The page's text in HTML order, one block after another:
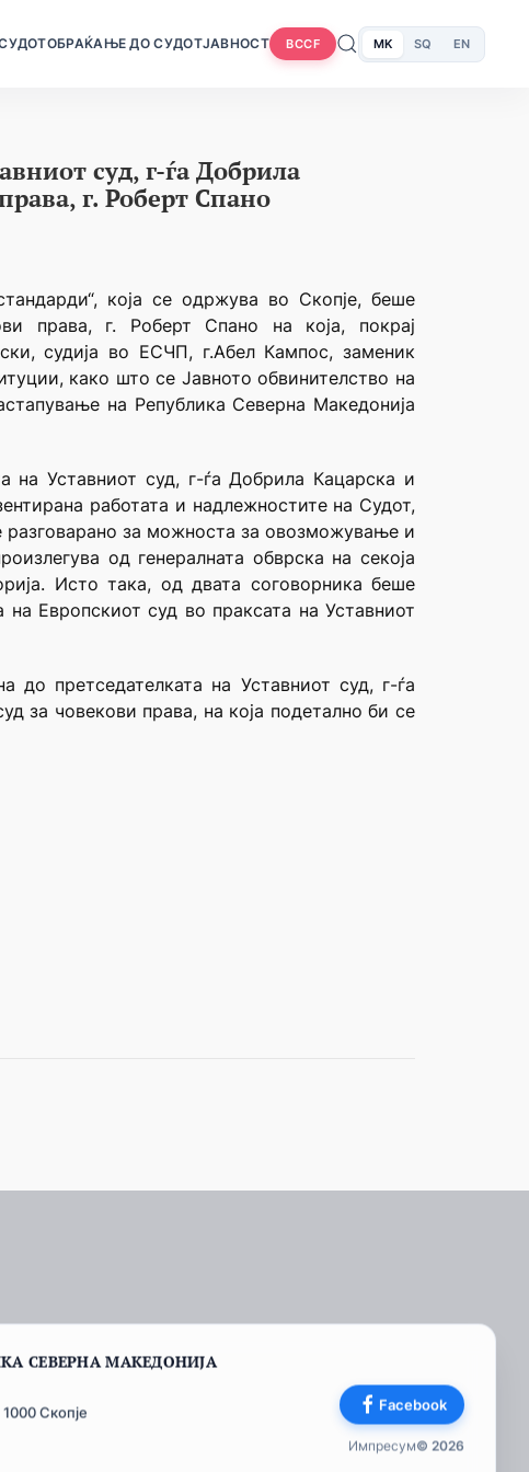
ОБРАЌАЊЕ ДО СУДОТЈАВНОСТ BCCF MK SQ EN
суд, г-ѓа Добрила
г. Роберт Спано
која се одржува во Скопје, беше
права, г. Роберт Спано на која, покрај
судија во ЕСЧП, г.Абел Кампос, заменик
како што се Јавното обвинителство на
на Република Северна Македонија
на Уставниот суд, г-ѓа Добрила Кацарска и
работата и надлежностите на Судот,
разговарано за можноста за овозможување и
од генералната обврска на секоја
Исто така, од двата соговорника беше
Европскиот суд во праксата на Уставниот
до претседателката на Уставниот суд, г-ѓа
за човекови права, на која подетално би се
СЕВЕРНА МАКЕДОНИЈА
Скопје
Facebook
Импресум© 2026